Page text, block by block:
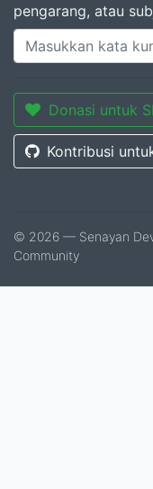
pengarang, atau
Donasi untuk
Kontribusi
© 2026 — Senayan
Community